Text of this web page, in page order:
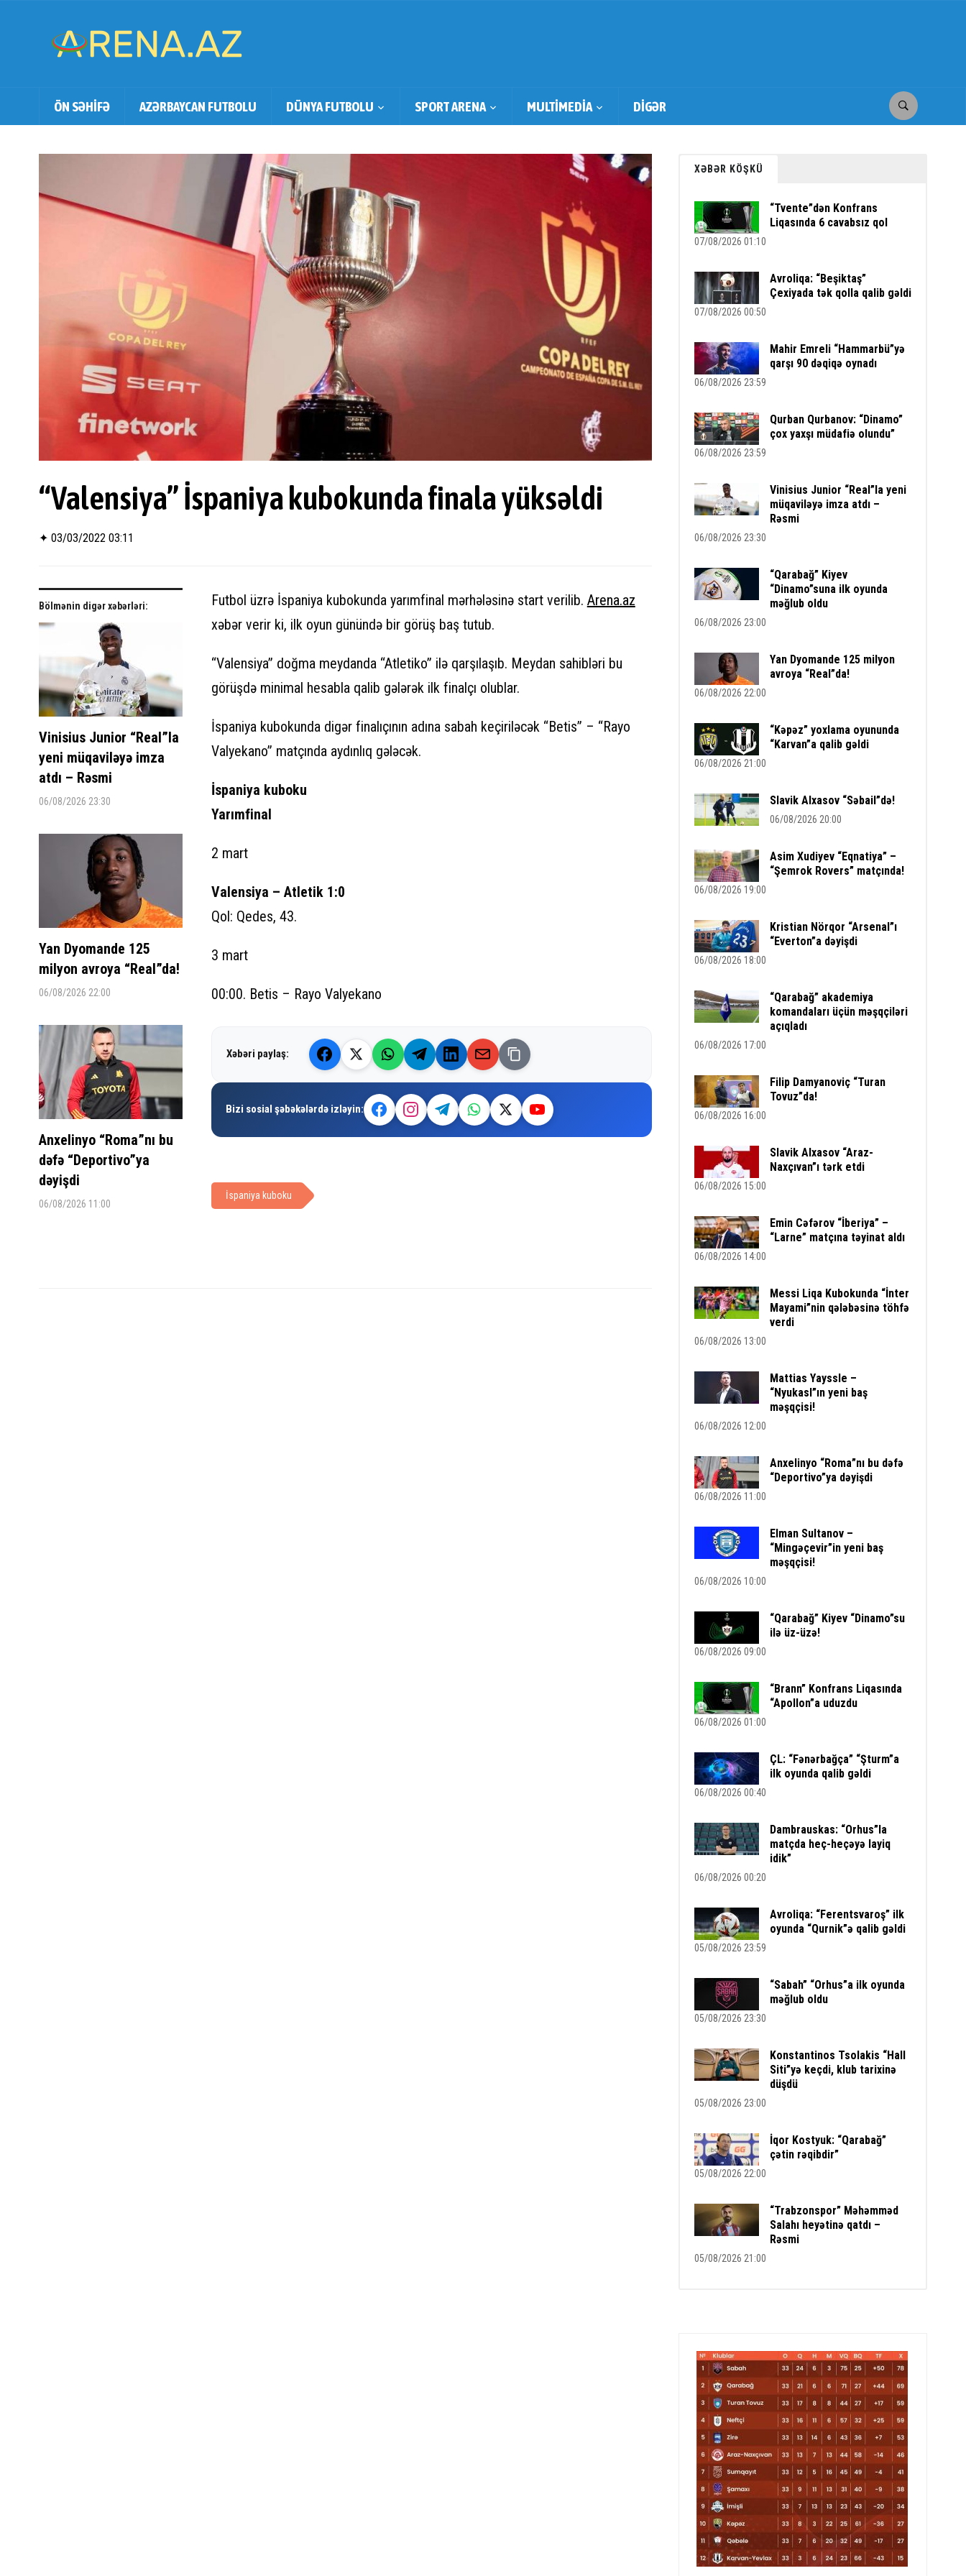
ÖN SƏHİFƏ AZƏRBAYCAN FUTBOLU DÜNYA FUTBOLU SPORT ARENA MULTİMEDİA DİGƏR
“Valensiya” İspaniya kubokunda finala yüksəldi
✦ 03/03/2022 03:11
Bölmənin digər xəbərləri:
Vinisius Junior “Real”la
yeni müqaviləyə imza
atdı – Rəsmi
06/08/2026 23:30
Yan Dyomande 125
milyon avroya “Real”da!
06/08/2026 22:00
Anxelinyo “Roma”nı bu
dəfə “Deportivo”ya
dəyişdi
06/08/2026 11:00
Futbol üzrə İspaniya kubokunda yarımfinal mərhələsinə start verilib. Arena.az
xəbər verir ki, ilk oyun günündə bir görüş baş tutub.
“Valensiya” doğma meydanda “Atletiko” ilə qarşılaşıb. Meydan sahibləri bu
görüşdə minimal hesabla qalib gələrək ilk finalçı olublar.
İspaniya kubokunda digər finalıçının adına sabah keçiriləcək “Betis” – “Rayo
Valyekano” matçında aydınlıq gələcək.
İspaniya kuboku
Yarımfinal
2 mart
Valensiya – Atletik 1:0
Qol: Qedes, 43.
3 mart
00:00. Betis – Rayo Valyekano
Xəbəri paylaş:
Bizi sosial şəbəkələrdə izləyin:
İspaniya kuboku
XƏBƏR KÖŞKÜ
“Tvente”dən Konfrans
Liqasında 6 cavabsız qol
07/08/2026 01:10
Avroliqa: “Beşiktaş”
Çexiyada tək qolla qalib gəldi
07/08/2026 00:50
Mahir Emreli “Hammarbü”yə
qarşı 90 dəqiqə oynadı
06/08/2026 23:59
Qurban Qurbanov: “Dinamo”
çox yaxşı müdafiə olundu”
06/08/2026 23:59
Vinisius Junior “Real”la yeni
müqaviləyə imza atdı –
Rəsmi
06/08/2026 23:30
“Qarabağ” Kiyev
“Dinamo”suna ilk oyunda
məğlub oldu
06/08/2026 23:00
Yan Dyomande 125 milyon
avroya “Real”da!
06/08/2026 22:00
“Kəpəz” yoxlama oyununda
“Karvan”a qalib gəldi
06/08/2026 21:00
Slavik Alxasov “Səbail”də!
06/08/2026 20:00
Asim Xudiyev “Eqnatiya” –
“Şemrok Rovers” matçında!
06/08/2026 19:00
Kristian Nörqor “Arsenal”ı
“Everton”a dəyişdi
06/08/2026 18:00
“Qarabağ” akademiya
komandaları üçün məşqçiləri
açıqladı
06/08/2026 17:00
Filip Damyanoviç “Turan
Tovuz”da!
06/08/2026 16:00
Slavik Alxasov “Araz-
Naxçıvan”ı tərk etdi
06/08/2026 15:00
Emin Cəfərov “İberiya” –
“Larne” matçına təyinat aldı
06/08/2026 14:00
Messi Liqa Kubokunda “İnter
Mayami”nin qələbəsinə töhfə
verdi
06/08/2026 13:00
Mattias Yayssle –
“Nyukasl”ın yeni baş
məşqçisi!
06/08/2026 12:00
Anxelinyo “Roma”nı bu dəfə
“Deportivo”ya dəyişdi
06/08/2026 11:00
Elman Sultanov –
“Mingəçevir”in yeni baş
məşqçisi!
06/08/2026 10:00
“Qarabağ” Kiyev “Dinamo”su
ilə üz-üzə!
06/08/2026 09:00
“Brann” Konfrans Liqasında
“Apollon”a uduzdu
06/08/2026 01:00
ÇL: “Fənərbağça” “Şturm”a
ilk oyunda qalib gəldi
06/08/2026 00:40
Dambrauskas: “Orhus”la
matçda heç-heçəyə layiq
idik”
06/08/2026 00:20
Avroliqa: “Ferentsvaroş” ilk
oyunda “Qurnik”ə qalib gəldi
05/08/2026 23:59
“Sabah” “Orhus”a ilk oyunda
məğlub oldu
05/08/2026 23:30
Konstantinos Tsolakis “Hall
Siti”yə keçdi, klub tarixinə
düşdü
05/08/2026 23:00
İqor Kostyuk: “Qarabağ”
çətin rəqibdir”
05/08/2026 22:00
“Trabzonspor” Məhəmməd
Salahı heyətinə qatdı –
Rəsmi
05/08/2026 21:00